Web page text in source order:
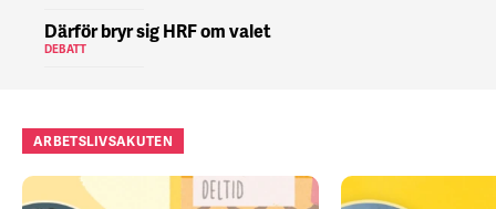
Därför bryr sig HRF om valet
DEBATT
ARBETSLIVSAKUTEN